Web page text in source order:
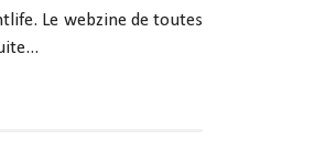
Le webzine de toutes